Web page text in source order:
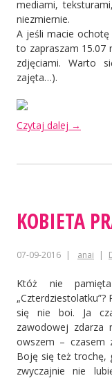
mediami,
niezmiernie.
A jeśli macie ochotę
to zapraszam 15.07
zdjęciami. Warto
zajęta…).
Czytaj dalej „Mediowa
i
w
→
KOBIETA
07-09-2016 anai
Któż nie
się nie boi. Ja
zawodowej
owszem – czasem
Boję się też trochę,
zwyczajnie nie